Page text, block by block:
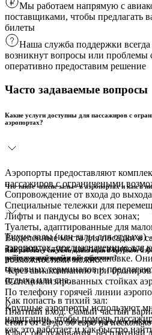
Мы работаем напрямую с
поставщиками, чтобы предлагать
билеты
Наша служба поддержки
возникнут вопросы или
оперативно предоставим решение
Часто задаваемые вопросы
Какие услуги доступны для пассажиров с
аэропортах?
Аэропорты предоставляют
пассажиров с ограничеными
Сопровождение от входа до
Специальные тележки для
Лифты и пандусы во всех зонах;
Туалеты, адаптированные для
Выделенные места для посадки в
Заказать услуги для пассажиров с
возможностями можно:
Через авиакомпанию при
В специализированных стойках
По телефону горячей линии
Что такое «тихие залы» в аэропортах и как в
Тихие залы (или залы для отдыха)
аэропортах, предназначенные для
рейса в спокойной обстановке.
основных терминалов и
отдыха или сна.
Как попасть в тихий зал:
Платный вход. Самый частый
стоит от 20 до 50 евро на
Класс обслуживания. Бесплатный
Как работает система навигации в крупном
найти нужный выход или терминал?
Крупные аэропорты используют
навигации, чтобы помочь
как это работает и как быстро
Какие услуги доступны в аэропорту для